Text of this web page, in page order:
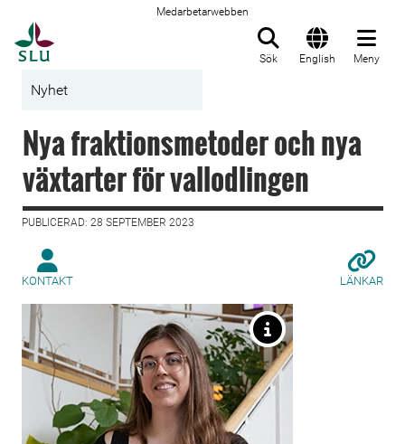
Medarbetarwebben
Sök English Meny
Nyhet
Nya fraktionsmetoder och nya
växtarter för vallodlingen
PUBLICERAD: 28 SEPTEMBER 2023
KONTAKT LÄNKAR